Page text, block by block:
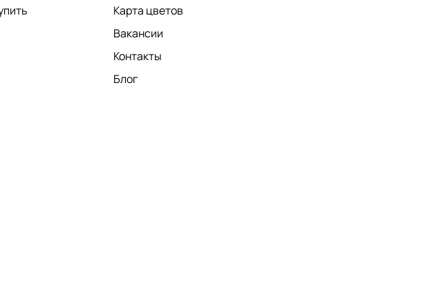
Карта цветов
Вакансии
Контакты
Блог